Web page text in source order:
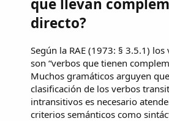
que llevan
directo?
Según la RAE (1973: § 3.5.1)
son “verbos que tienen
Muchos gramáticos arguyen
clasificación de los verbos
intransitivos es necesario
criterios semánticos como